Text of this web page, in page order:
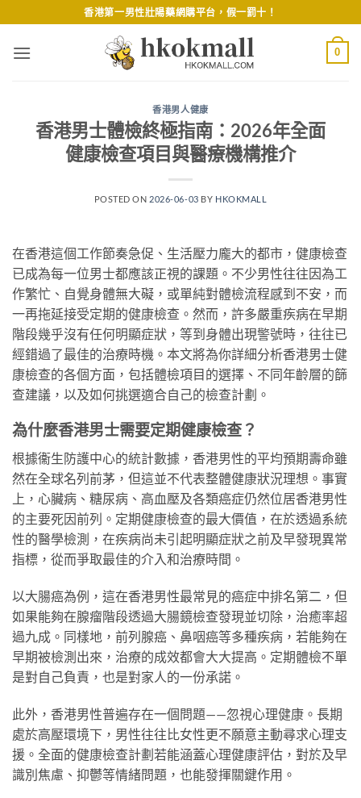
to
content
香港第一男性壯陽藥網購平台，假一罰十！
0
香港男人健康
香港男士體檢終極指南：2026年全面
健康檢查項目與醫療機構推介
POSTED ON 2026-06-03 BY HKOKMALL
在香港這個工作節奏急促、生活壓力龐大的都市，健康檢查
已成為每一位男士都應該正視的課題。不少男性往往因為工
作繁忙、自覺身體無大礙，或單純對體檢流程感到不安，而
一再拖延接受定期的健康檢查。然而，許多嚴重疾病在早期
階段幾乎沒有任何明顯症狀，等到身體出現警號時，往往已
經錯過了最佳的治療時機。本文將為你詳細分析香港男士健
康檢查的各個方面，包括體檢項目的選擇、不同年齡層的篩
查建議，以及如何挑選適合自己的檢查計劃。
為什麼香港男士需要定期健康檢查？
根據衞生防護中心的統計數據，香港男性的平均預期壽命雖
然在全球名列前茅，但這並不代表整體健康狀況理想。事實
上，心臟病、糖尿病、高血壓及各類癌症仍然位居香港男性
的主要死因前列。定期健康檢查的最大價值，在於透過系統
性的醫學檢測，在疾病尚未引起明顯症狀之前及早發現異常
指標，從而爭取最佳的介入和治療時間。
以大腸癌為例，這在香港男性最常見的癌症中排名第二，但
如果能夠在腺瘤階段透過大腸鏡檢查發現並切除，治癒率超
過九成。同樣地，前列腺癌、鼻咽癌等多種疾病，若能夠在
早期被檢測出來，治療的成效都會大大提高。定期體檢不單
是對自己負責，也是對家人的一份承諾。
此外，香港男性普遍存在一個問題——忽視心理健康。長期
處於高壓環境下，男性往往比女性更不願意主動尋求心理支
援。全面的健康檢查計劃若能涵蓋心理健康評估，對於及早
識別焦慮、抑鬱等情緒問題，也能發揮關鍵作用。